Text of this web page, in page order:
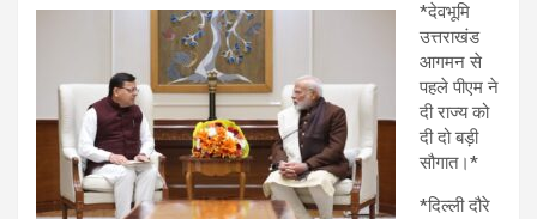
A
p
p
ce
b
o
o
k
tt
er
ail
g
er
gr
a
m
*देवभूमि
उत्तराखंड
आगमन से
पहले पीएम ने
दी राज्य को
दी दो बड़ी
सौगात।*
*दिल्ली दौरे